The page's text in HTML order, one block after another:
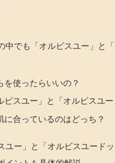
中でも「オルビスユー」と
を使ったらいいの？
ビスユー」と「オルビスユ
に合っているのはどっち？
ユー」と「オルビスユード